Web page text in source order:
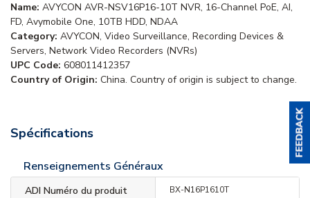
Name: AVYCON AVR-NSV16P16-10T NVR, 16-Channel PoE, AI,
FD, Avymobile One, 10TB HDD, NDAA
Category: AVYCON, Video Surveillance, Recording Devices &
Servers, Network Video Recorders (NVRs)
UPC Code: 608011412357
Country of Origin: China. Country of origin is subject to change.
Spécifications
Renseignements Généraux
ADI Numéro du produit BX-N16P1610T